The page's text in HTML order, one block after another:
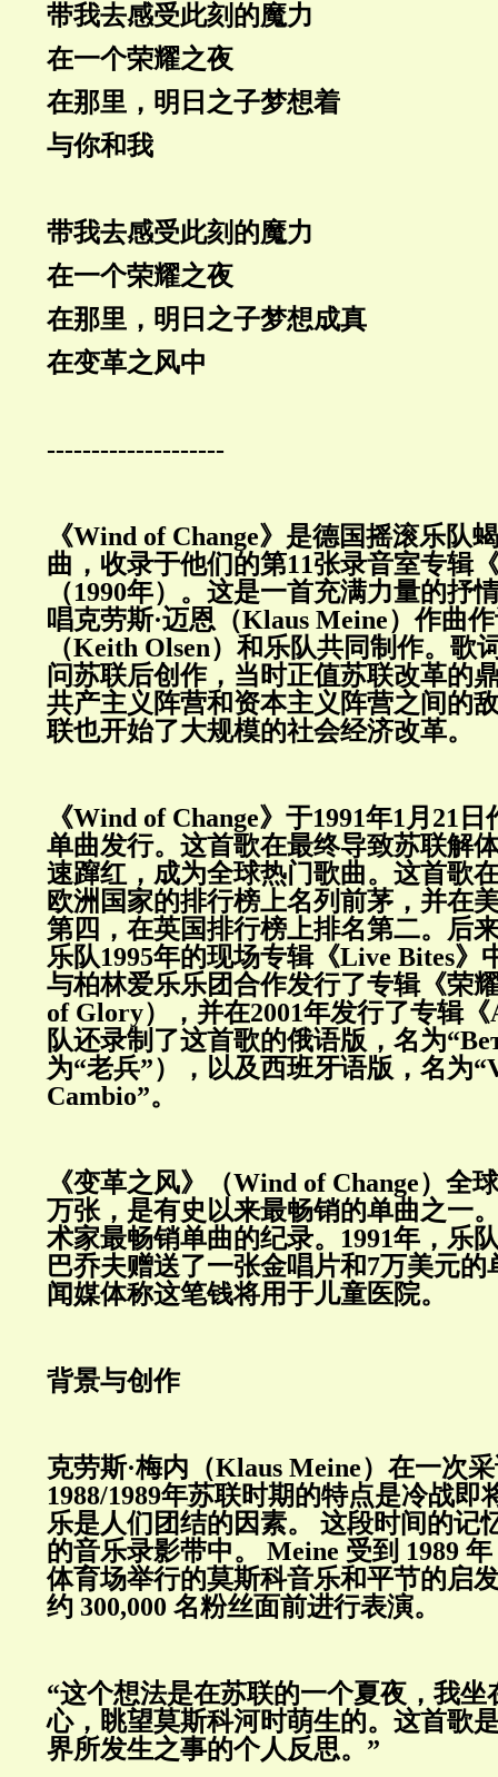
带我去感受此刻的魔力
在一个荣耀之夜
在那里，明日之子梦想着
与你和我
带我去感受此刻的魔力
在一个荣耀之夜
在那里，明日之子梦想成真
在变革之风中
--------------------
《Wind of Change》是德国摇滚乐队
曲，收录于他们的第11张录音室专辑
（1990年）。这是一首充满力量的抒
唱克劳斯·迈恩（Klaus Meine）作曲
（Keith Olsen）和乐队共同制作。歌
问苏联后创作，当时正值苏联改革的
共产主义阵营和资本主义阵营之间的
联也开始了大规模的社会经济改革。
《Wind of Change》于1991年1月 21 日
单曲发行。这首歌在最终导致苏联解
速蹿红，成为全球热门歌曲。这首歌
欧洲国家的排行榜上名列前茅，并在
第四，在英国排行榜上排名第二。后
乐队1995年的现场专辑《Live Bites》
与柏林爱乐乐团合作发行了专辑《荣
of Glory），并在2001年发行了专辑《
队还录制了这首歌的俄语版，名为
为“老兵”），以及西班牙语版，名为“
Cambio”。
《变革之风》（Wind of Change）全
万张，是有史以来最畅销的单曲之一
术家最畅销单曲的纪录。 1991年，乐
巴乔夫赠送了一张金唱片和7万美元的
闻媒体称这笔钱将用于儿童医院。
背景与创作
克劳斯·梅内（Klaus Meine）在一次
1988/1989年苏联时期的特点是冷战即
乐是人们团结的因素。
这段时间的记
的音乐录影带中。
Meine 受到 1989 年
体育场举行的莫斯科音乐和平节的启
约 300,000 名粉丝面前进行表演。
“这个想法是在苏联的一个夏夜，我坐
心，眺望莫斯科河时萌生的。这首歌
界所发生之事的个人反思。”